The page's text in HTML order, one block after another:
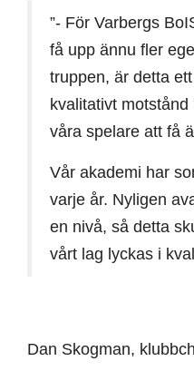
”- För Varbergs
få upp ännu fler
truppen, är detta
kvalitativt
våra spelare att få
Vår akademi har
varje år. Nyligen
en nivå, så detta
vårt lag lyckas i
Dan Skogman,